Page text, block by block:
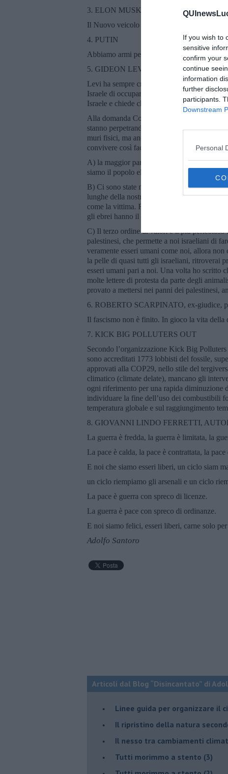
If you wish to
sensitive
confirm your
continue
information
further
participants.
Downstream
Personal
3. ELON MUSK
Il Nuovo veicolo di SpaceX potrebbe
4. PUTIN
Abbiamo armi per colpire i Paesi occidentali
5. GIDEON LEVI, giornalista israeliano
Levi ha sempre criticato la politica di
Israele di occupare illegalmente il territorio
Israele e chiede che venga restituita ai
Alla domanda Come fanno gli israeliani ad
stanno perpetrando? ecco la sua risposta.
muri fisici, ma anche di muri mentali. Voglio
convivere così facilmente con questa realtà
A) la maggior parte degli israeliani, se non
siamo il popolo eletto, abbiamo il diritto di
B) Ci sono state nella storia delle
lunghe della nostra. Ma non c’è mai stata
come la vittima. Ricordiamoci di Golda Meir,
gli ebrei hanno il diritto di fare tutto quello
C) Il terzo ordine di valori è il più pericoloso
palestinesi, che permette a noi israeliani di
veramente esseri umani come noi, allora
la pelle di quasi tutti gli israeliani, ritroverai
esseri umani pari a noi. Una volta ho scritto
molte lettere di protesta da parte degli
provato a mettersi nei panni dei palestinesi,
6. ROBERTO SCARPINATO, ex-giudice,
Il fascismo non è finito. In gioco la vita della
7. KICK BIG POLLUTERS OUT
Secondo l’organizzazione Kick Big
sono accreditati 1773 lobbisti del fossile,
approvati alla COP29, nello stile del
climatico (climate delate), mancano gli
ogni riferimento per una rapida diminuzione
individuare la fine dell’uso dei combustibili
temperatura globale e sul raggiungimento
8. GIOVANNI LINDO FERRETTI,
La guerra è fredda, la guerra è limitata, la
La pace è calda, la pace è contrattata, la
E noi che siamo esseri liberi, un ciclo siam
un ciclo riempiamo gli arsenali e un ciclo
La pace è guerra con spreco di licenze.
La guerra è pace con spreco di ordinanze.
E noi siamo felici, esseri liberi, carne solo
Adolfo Santoro
Articoli dal Blog “Disincantato” di
​Linee guida per organizzare il
​Il ripristino della natura
Il nesso tra cambiamenti
Tutti morimmo a stento (3)